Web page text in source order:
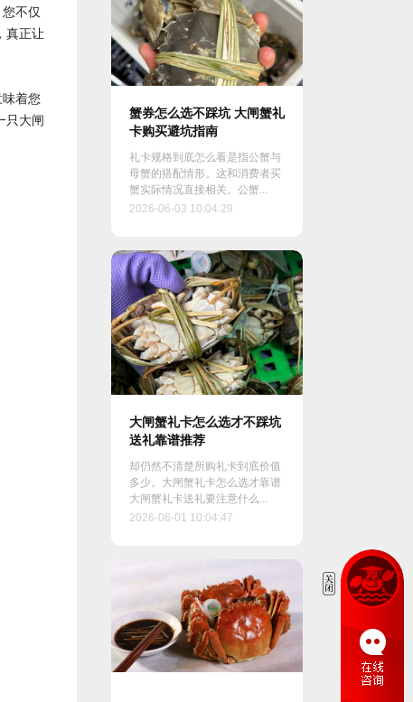
不仅
真正让
味着您
只大闸
蟹券怎么选不踩坑 大闸蟹礼
卡购买避坑指南
礼卡规格到底怎么看是指公蟹与
母蟹的搭配情形。这和消费者买
蟹实际情况直接相关。公蟹...
2026-06-03 10:04:29
大闸蟹礼卡怎么选才不踩坑
送礼靠谱推荐
却仍然不清楚所购礼卡到底价值
多少。大闸蟹礼卡怎么选才靠谱
大闸蟹礼卡送礼要注意什么...
2026-06-01 10:04:47